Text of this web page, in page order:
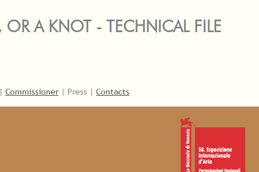
A KNOT - TECHNICAL FILE
| Commissioner| Press | Contacts